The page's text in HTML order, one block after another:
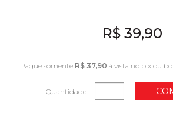
R$ 39,90
Pague somente R$ 37,90 à vista no pix ou
Quantidade